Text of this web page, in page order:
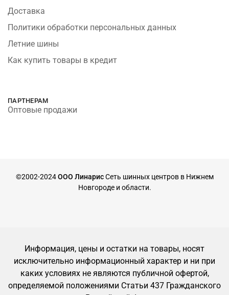
Доставка
Политики обработки персональных данных
Летние шины
Как купить товары в кредит
ПАРТНЕРАМ
Оптовые продажи
©2002-2024ООО ЛинарисСеть шинных центров в Нижнем
Новгороде и области.
Информация, цены и остатки на товары, носят
исключительно информационный характер и ни при
каких условиях не являются публичной офертой,
определяемой положениями Статьи 437 Гражданского